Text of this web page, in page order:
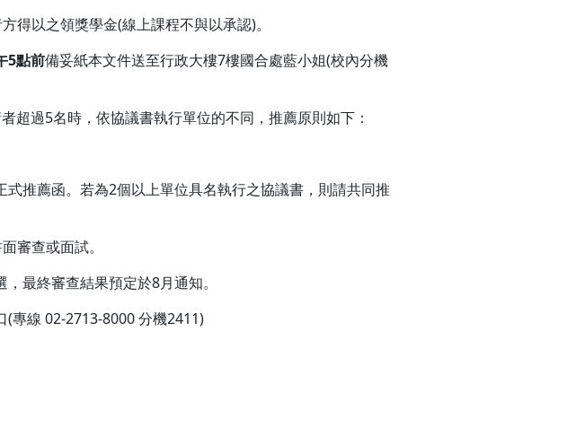
得以之領獎學金(線上課程不與以承認)。
5點前備妥紙本文件送至行政大樓7樓國合處藍小姐(校內分機
超過5名時，依協議書執行單位的不同，推薦原則如下：
推薦函。若為2個以上單位具名執行之協議書，則請共同推
審查或面試。
最終審查結果預定於8月通知。
專線 02-2713-8000 分機2411)